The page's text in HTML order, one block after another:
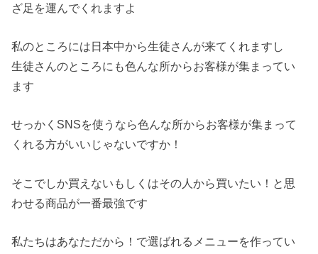
ざ足を運んでくれますよ
私のところには日本中から生徒さんが来てくれますし
生徒さんのところにも色んな所からお客様が集まってい
ます
せっかくSNSを使うなら色んな所からお客様が集まって
くれる方がいいじゃないですか！
そこでしか買えないもしくはその人から買いたい！と思
わせる商品が一番最強です
私たちはあなただから！で選ばれるメニューを作ってい